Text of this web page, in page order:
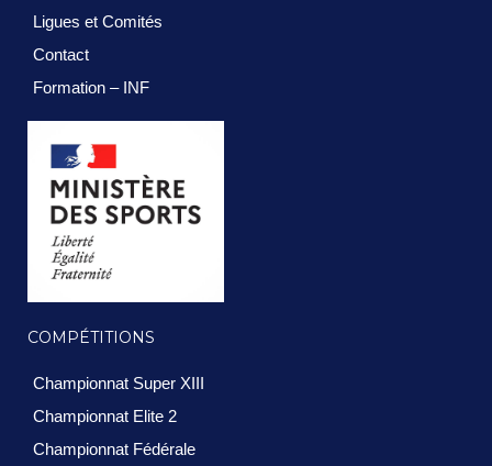
Ligues et Comités
Contact
Formation – INF
COMPÉTITIONS
Championnat Super XIII
Championnat Elite 2
Championnat Fédérale